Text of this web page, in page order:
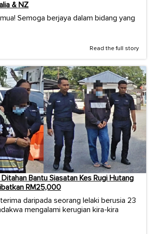
& NZ
Semoga berjaya dalam bidang yang
Read the full story
Bantu Siasatan Kes Rugi Hutang
RM25,000
daripada seorang lelaki berusia 23
mengalami kerugian kira-kira